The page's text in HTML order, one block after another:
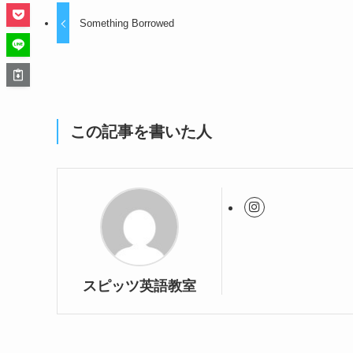
Something Borrowed
この記事を書いた人
スピッツ英語教室